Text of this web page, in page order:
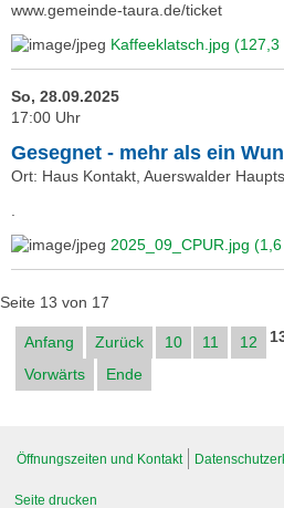
www.gemeinde-taura.de/ticket
Kaffeeklatsch.jpg (127,3
So, 28.09.2025
17:00 Uhr
Gesegnet - mehr als ein
Ort: Haus Kontakt, Auerswalder
2025_09_CPUR.jpg
Seite 13 von 17
Anfang Zurück 10 11 12
Vorwärts
Ende
überspringen
Öffnungszeiten und Kontakt
Seite drucken